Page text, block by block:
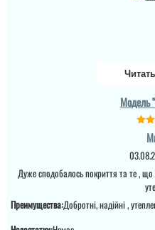
Модель
Дуже сподобалось покриття та те , що
Преимущества:Добротні, надійні ,